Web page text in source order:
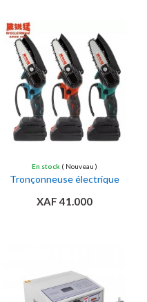
Ajouter au panier
En stock ( Nouveau )
Tronçonneuse électrique
XAF 41.000